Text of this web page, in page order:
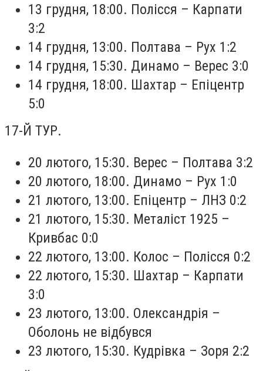
13 грудня, 18:00. Полісся – Карпати
3:2
14 грудня, 13:00. Полтава – Рух 1:2
14 грудня, 15:30. Динамо – Верес 3:0
14 грудня, 18:00. Шахтар – Епіцентр
5:0
17-Й ТУР.
20 лютого, 15:30. Верес – Полтава 3:2
20 лютого, 18:00. Динамо – Рух 1:0
21 лютого, 13:00. Епіцентр – ЛНЗ 0:2
21 лютого, 15:30. Металіст 1925 –
Кривбас 0:0
22 лютого, 13:00. Колос – Полісся 0:2
22 лютого, 15:30. Шахтар – Карпати
3:0
23 лютого, 13:00. Олександрія –
Оболонь не відбувся
23 лютого, 15:30. Кудрівка – Зоря 2:2